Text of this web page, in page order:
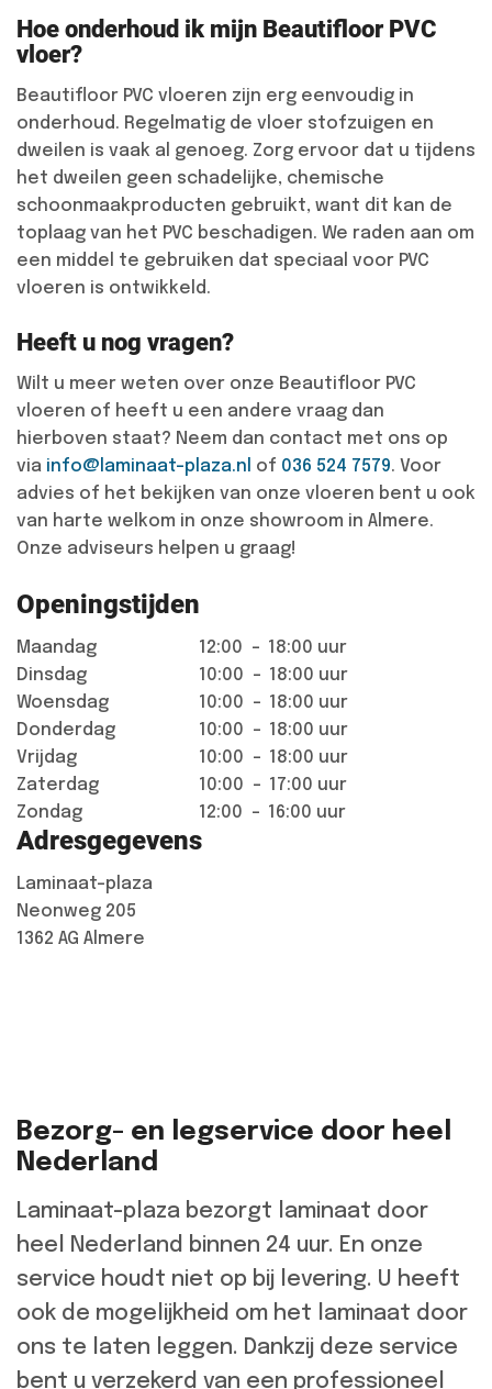
Hoe onderhoud ik mijn Beautifloor PVC
vloer?
Beautifloor PVC vloeren zijn erg eenvoudig in
onderhoud. Regelmatig de vloer stofzuigen en
dweilen is vaak al genoeg. Zorg ervoor dat u tijdens
het dweilen geen schadelijke, chemische
schoonmaakproducten gebruikt, want dit kan de
toplaag van het PVC beschadigen. We raden aan om
een middel te gebruiken dat speciaal voor PVC
vloeren is ontwikkeld.
Heeft u nog vragen?
Wilt u meer weten over onze Beautifloor PVC
vloeren of heeft u een andere vraag dan
hierboven staat? Neem dan contact met ons op
via info@laminaat-plaza.nl of 036 524 7579. Voor
advies of het bekijken van onze vloeren bent u ook
van harte welkom in onze showroom in Almere.
Onze adviseurs helpen u graag!
Openingstijden
Maandag 12:00 - 18:00 uur
Dinsdag
10:00 - 18:00 uur
Woensdag
10:00 - 18:00 uur
Donderdag
10:00 - 18:00 uur
Vrijdag
10:00 - 18:00 uur
Zaterdag
10:00 - 17:00 uur
Zondag
12:00 - 16:00 uur
Adresgegevens
Laminaat-plaza
Neonweg 205
1362 AG Almere
Bezorg- en legservice door heel
Nederland
Laminaat-plaza bezorgt laminaat door
heel Nederland binnen 24 uur. En onze
service houdt niet op bij levering. U heeft
ook de mogelijkheid om het laminaat door
ons te laten leggen. Dankzij deze service
bent u verzekerd van een professioneel